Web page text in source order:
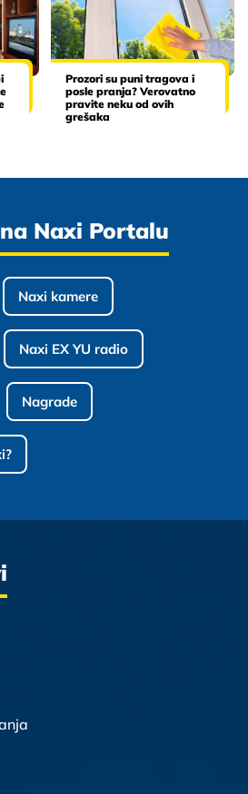
Prozori su puni tragova i
posle pranja? Verovatno
pravite neku od ovih
grešaka
Naxi Portalu
Naxi kamere
Naxi EX YU radio
Nagrade